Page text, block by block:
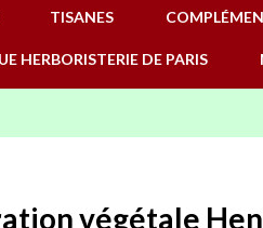
TISANES
HERBORISTERIE DE PARIS
végétale